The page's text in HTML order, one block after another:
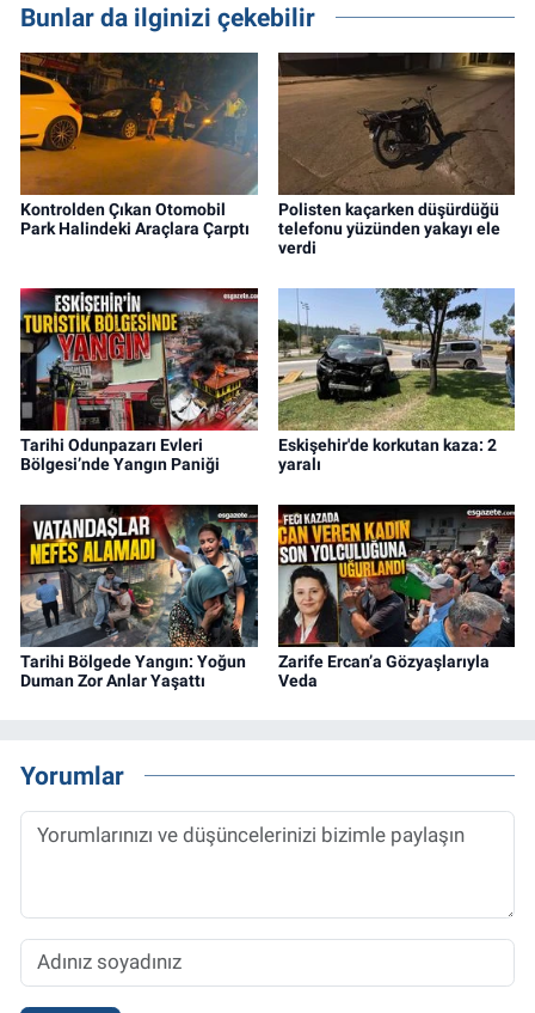
Bunlar da ilginizi çekebilir
Kontrolden Çıkan Otomobil
Park Halindeki Araçlara Çarptı
Polisten kaçarken düşürdüğü
telefonu yüzünden yakayı ele
verdi
Tarihi Odunpazarı Evleri
Bölgesi’nde Yangın Paniği
Eskişehir'de korkutan kaza: 2
yaralı
Tarihi Bölgede Yangın: Yoğun
Duman Zor Anlar Yaşattı
Zarife Ercan’a Gözyaşlarıyla
Veda
Yorumlar